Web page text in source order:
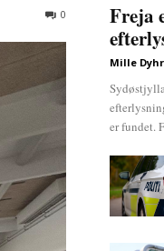
0
Freja
Mille
er fundet.